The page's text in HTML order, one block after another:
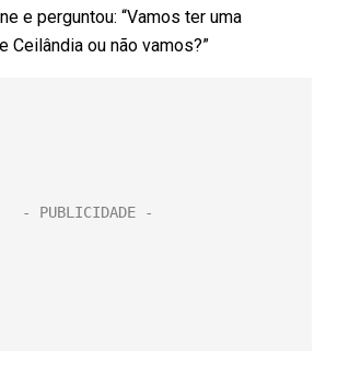
e perguntou: “Vamos ter uma
Ceilândia ou não vamos?”